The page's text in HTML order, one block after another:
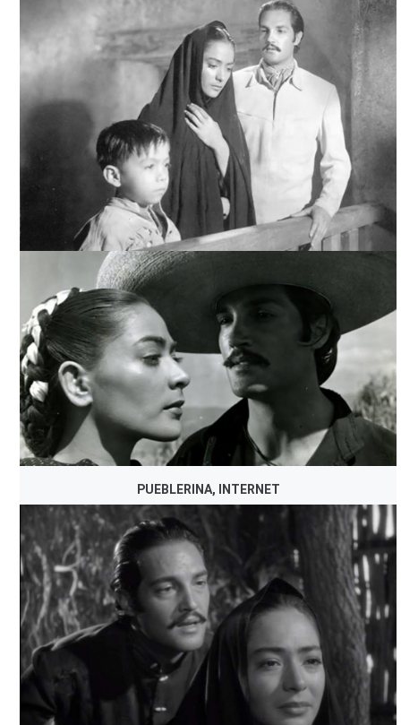
PUEBLERINA, INTERNET
PUEBLERINA, INTERNET
PUEBLERINA, INTERNET
PUEBLERINA, INTERNET